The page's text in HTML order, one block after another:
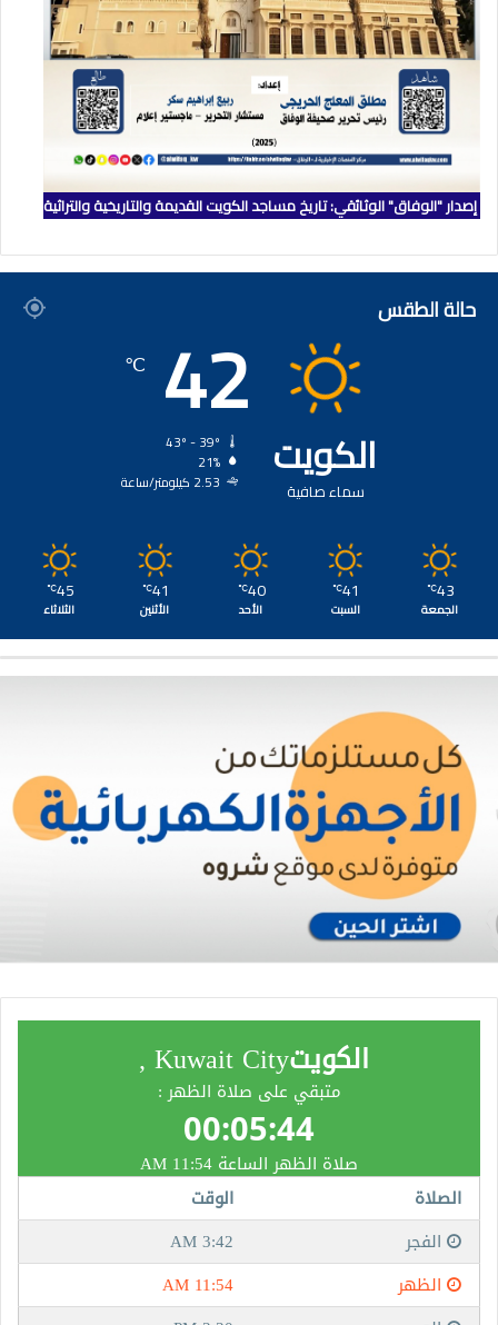
إصدار "الوفاق" الوثائقي: تاريخ مساجد الكويت القديمة والتاريخية والتراثية
حالة الطقس
الكويت
سماء صافية
42
℃
21%
2.53 كيلومتر/ساعة
43
℃
الجمعة
41
℃
السبت
40
℃
الأحد
41
℃
الأثنين
45
℃
الثلاثاء